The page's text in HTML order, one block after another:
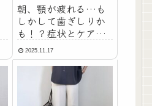
朝、顎が疲れる…も
しかして歯ぎしりか
も！？症状とケアを
徹底解説
2025.11.17